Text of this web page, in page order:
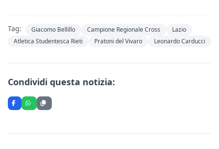
Tag: Giacomo Bellillo Campione Regionale Cross
Lazio
Atletica Studentesca Rieti
Pratoni del Vivaro Leonardo Carducci
Condividi questa notizia: